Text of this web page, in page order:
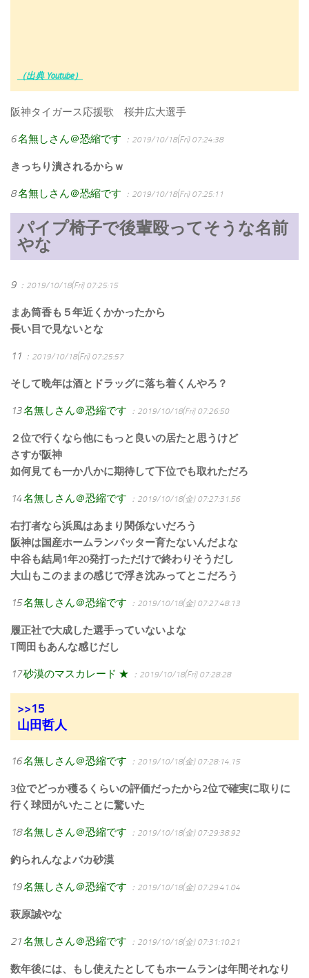
（出典 Youtube）
阪神タイガース応援歌 桜井広大選手
6名無しさん＠恐縮です ：2019/10/18(Fri) 07:24:38
きっちり潰されるからｗ
8名無しさん＠恐縮です ：2019/10/18(Fri) 07:25:11
パイプ椅子で後輩殴ってそうな名前
やな
9 ：2019/10/18(Fri) 07:25:15
まあ筒香も５年近くかかったから
長い目で見ないとな
11 ：2019/10/18(Fri) 07:25:57
そして晩年は酒とドラッグに落ち着くんやろ？
13名無しさん＠恐縮です ：2019/10/18(Fri) 07:26:50
２位で行くなら他にもっと良いの居たと思うけど
さすが阪神
如何見ても一か八かに期待して下位でも取れただろ
14名無しさん＠恐縮です ：2019/10/18(金) 07:27:31.56
右打者なら浜風はあまり関係ないだろう
阪神は国産ホームランバッター育たないんだよな
中谷も結局1年20発打っただけで終わりそうだし
大山もこのままの感じで浮き沈みってとこだろう
15名無しさん＠恐縮です ：2019/10/18(金) 07:27:48.13
履正社で大成した選手っていないよな
T岡田もあんな感じだし
17砂漠のマスカレード ★ ：2019/10/18(Fri) 07:28:28
>>15
山田哲人
16名無しさん＠恐縮です ：2019/10/18(金) 07:28:14.15
3位でどっか穫るくらいの評価だったから2位で確実に取りに
行く球団がいたことに驚いた
18名無しさん＠恐縮です ：2019/10/18(金) 07:29:38.92
釣られんなよバカ砂漠
19名無しさん＠恐縮です ：2019/10/18(金) 07:29:41.04
萩原誠やな
21名無しさん＠恐縮です ：2019/10/18(金) 07:31:10.21
数年後には、もし使えたとしてもホームランは年間それなり